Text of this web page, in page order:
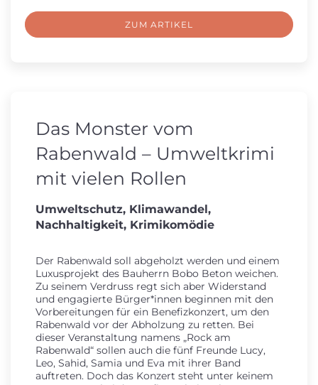
ZUM ARTIKEL
Das Monster vom
Rabenwald – Umweltkrimi
mit vielen Rollen
Umweltschutz, Klimawandel,
Nachhaltigkeit, Krimikomödie
Der Rabenwald soll abgeholzt werden und einem
Luxusprojekt des Bauherrn Bobo Beton weichen.
Zu seinem Verdruss regt sich aber Widerstand
und engagierte Bürger*innen beginnen mit den
Vorbereitungen für ein Benefizkonzert, um den
Rabenwald vor der Abholzung zu retten. Bei
dieser Veranstaltung namens „Rock am
Rabenwald“ sollen auch die fünf Freunde Lucy,
Leo, Sahid, Samia und Eva mit ihrer Band
auftreten. Doch das Konzert steht unter keinem